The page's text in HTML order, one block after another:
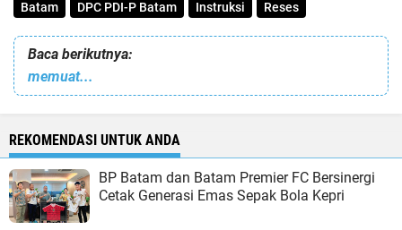
Batam DPC PDI-P Batam Instruksi Reses
Baca berikutnya:
memuat...
REKOMENDASI UNTUK ANDA
BP Batam dan Batam Premier FC Bersinergi
Cetak Generasi Emas Sepak Bola Kepri